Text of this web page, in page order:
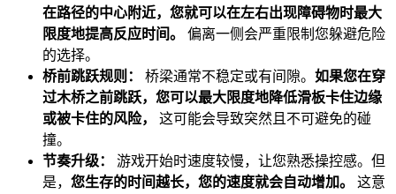
在路径的中心附近，您就可以在左右出现障碍物时最大
限度地提高反应时间。
偏离一侧会严重限制您躲避危险
的选择。
桥前跳跃规则：
桥梁通常不稳定或有间隙。 如果您在穿
过木桥之前跳跃，您可以最大限度地降低滑板卡住边缘
或被卡住的风险，
这可能会导致突然且不可避免的碰
撞。
节奏升级：
游戏开始时速度较慢，让您熟悉操控感。但
是， 您生存的时间越长，您的速度就会自动增加。
这意